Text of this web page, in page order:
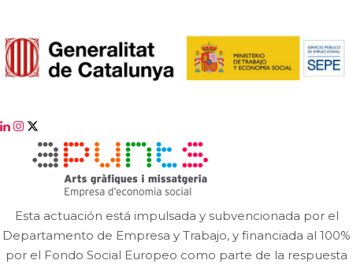
Esta actuación está impulsada y subvencionada por el
Departamento de Empresa y Trabajo, y financiada al 100%
por el Fondo Social Europeo como parte de la respuesta